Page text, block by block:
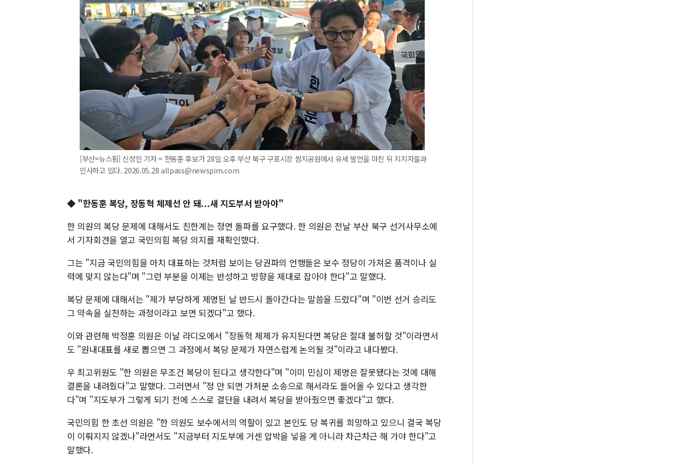
[부산=뉴스핌] 신정인 기자 = 한동훈 후보가 28일 오후 부산 북구 구포시장 쌈지공원에서 유세 발언을 마친 뒤 지지자들과
인사하고 있다. 2026.05.28 allpass@newspim.com
◆ "한동훈 복당, 장동혁 체제선 안 돼...새 지도부서 받아야"
한 의원의 복당 문제에 대해서도 친한계는 정면 돌파를 요구했다. 한 의원은 전날 부산 북구 선거사무소에
서 기자회견을 열고 국민의힘 복당 의지를 재확인했다.
그는 "지금 국민의힘을 마치 대표하는 것처럼 보이는 당권파의 언행들은 보수 정당이 가져온 품격이나 실
력에 맞지 않는다"며 "그런 부분을 이제는 반성하고 방향을 제대로 잡아야 한다"고 말했다.
복당 문제에 대해서는 "제가 부당하게 제명된 날 반드시 돌아간다는 말씀을 드렸다"며 "이번 선거 승리도
그 약속을 실천하는 과정이라고 보면 되겠다"고 했다.
이와 관련해 박정훈 의원은 이날 라디오에서 "장동혁 체제가 유지된다면 복당은 절대 불허할 것"이라면서
도 "원내대표를 새로 뽑으면 그 과정에서 복당 문제가 자연스럽게 논의될 것"이라고 내다봤다.
우 최고위원도 "한 의원은 무조건 복당이 된다고 생각한다"며 "이미 민심이 제명은 잘못됐다는 것에 대해
결론을 내려줬다"고 말했다. 그러면서 "정 안 되면 가처분 소송으로 해서라도 들어올 수 있다고 생각한
다"며 "지도부가 그렇게 되기 전에 스스로 결단을 내려서 복당을 받아줬으면 좋겠다"고 했다.
국민의힘 한 초선 의원은 "한 의원도 보수에서의 역할이 있고 본인도 당 복귀를 희망하고 있으니 결국 복당
이 이뤄지지 않겠나"라면서도 "지금부터 지도부에 거센 압박을 넣을 게 아니라 차근차근 해 가야 한다"고
말했다.